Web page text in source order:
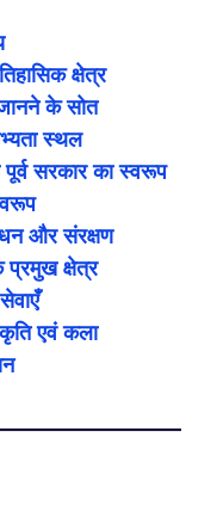
क्षेत्र
जानने के सोत
स्थल
सरकार का स्वरूप
और संरक्षण
प्रमुख क्षेत्र
एवं कला